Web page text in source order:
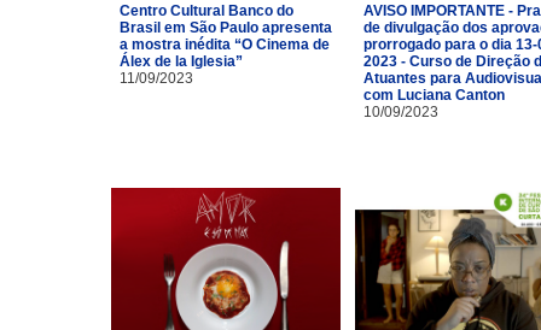
Centro Cultural Banco do
Brasil em São Paulo apresenta
a mostra inédita “O Cinema de
Álex de la Iglesia”
11/09/2023
AVISO IMPORTANTE -
de divulgação dos
prorrogado para o dia 13-
2023 - Curso de Direção
Atuantes para
com Luciana Canton
10/09/2023